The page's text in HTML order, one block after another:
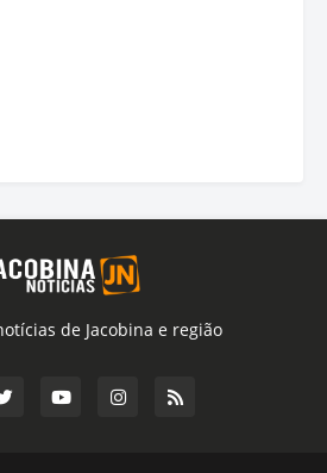
de Jacobina e região